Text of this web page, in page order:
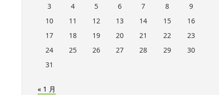
3
4 5 6 7 8
9
10
11 12 13 14 15
16
17
18 19 20 21 22
23
24
25 26 27 28 29
30
31
« 1 月